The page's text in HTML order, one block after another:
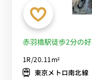
赤羽橋駅徒歩2分の
1R/20.11m²
東京メトロ南北